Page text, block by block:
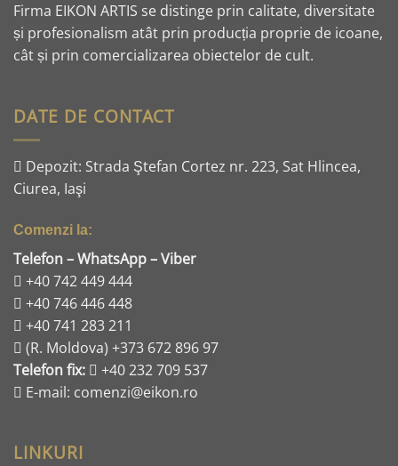
Firma EIKON ARTIS se distinge prin calitate, diversitate
și profesionalism atât prin producția proprie de icoane,
cât și prin comercializarea obiectelor de cult.
DATE DE CONTACT
Depozit: Strada Ştefan Cortez nr. 223, Sat Hlincea,
Ciurea, Iaşi
Comenzi la:
Telefon – WhatsApp – Viber
+40 742 449 444
+40 746 446 448
+40 741 283 211
(R. Moldova) +373 672 896 97
Telefon fix:
+40 232 709 537
E-mail: comenzi@eikon.ro
LINKURI